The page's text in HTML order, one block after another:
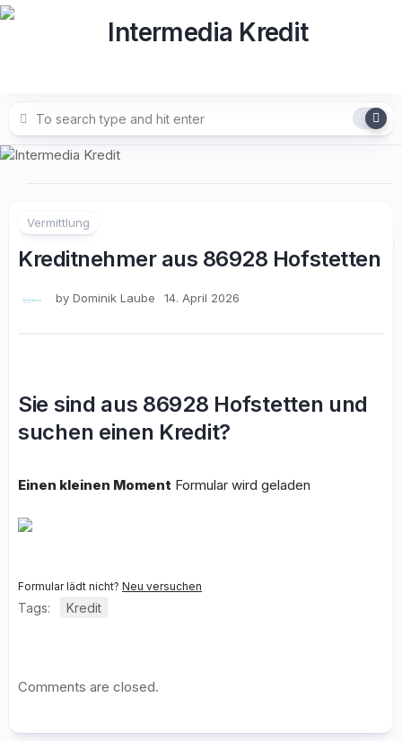
Skip
Vermittlung
Kreditnehmer aus 86928 Hofstetten
by Dominik Laube 14. April 2026
Sie sind aus 86928 Hofstetten und
suchen einen Kredit?
Einen kleinen Moment Formular wird geladen
Formular lädt nicht? Neu versuchen
Tags: Kredit
Comments are closed.